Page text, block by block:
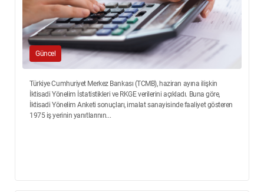
Güncel
Türkiye Cumhuriyet Merkez Bankası (TCMB), haziran ayına ilişkin
İktisadi Yönelim İstatistikleri ve RKGE verilerini açıkladı. Buna göre,
İktisadi Yönelim Anketi sonuçları, imalat sanayisinde faaliyet gösteren
1975 iş yerinin yanıtlarının...